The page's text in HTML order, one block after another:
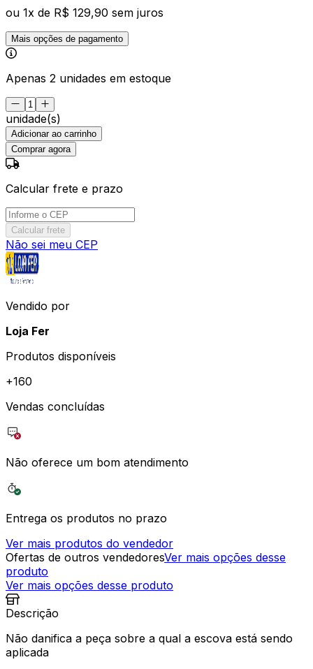
ou 1x de R$ 129,90 sem juros
Mais opções de pagamento
Apenas 2 unidades em estoque
unidade(s)
Adicionar ao carrinho
Comprar agora
Calcular frete e prazo
Calcular frete
Não sei meu CEP
Vendido por
Loja Fer
Produtos disponíveis
+160
Vendas concluídas
Não oferece um bom atendimento
Entrega os produtos no prazo
Ver mais produtos do vendedor
Ofertas de outros vendedoresVer mais opções desse
produto
Ver mais opções desse produto
Descrição
Não danifica a peça sobre a qual a escova está sendo
aplicada